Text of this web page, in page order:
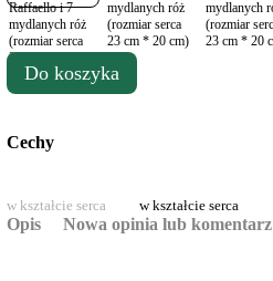
Do koszyka
Cechy
w kształcie serca w kształcie serca
Opis Nowa opinia lub komentarz